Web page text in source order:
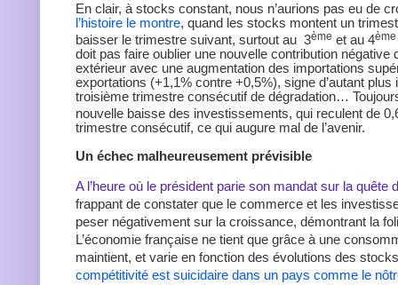
En clair, à stocks constant, nous n’aurions pas eu de
l’histoire le montre, quand les stocks montent un
baisser le trimestre suivant, surtout au 3ème et au 4ème
doit pas faire oublier une nouvelle contribution négative
extérieur avec une augmentation des importations
exportations (+1,1% contre +0,5%), signe d’autant plus
troisième trimestre consécutif de dégradation…
nouvelle baisse des investissements, qui reculent de
trimestre consécutif, ce qui augure mal de l’avenir.
Un échec malheureusement prévisible
A l’heure où le président parie son mandat sur la quête
frappant de constater que le commerce et les
peser négativement sur la croissance, démontrant la
L’économie française ne tient que grâce à une
maintient, et varie en fonction des évolutions des
compétitivité est suicidaire dans un pays comme le